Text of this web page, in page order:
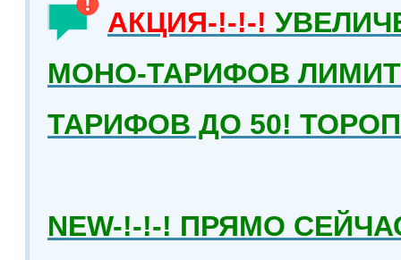
АКЦИЯ-!-!-!
МОНО-ТАРИФОВ
ТАРИФОВ ДО 50!
NEW-!-!-! ПРЯМО